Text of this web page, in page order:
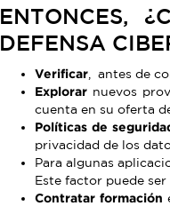
ENTONCES,
DEFENSA
Verificar , antes de
Explorar nuevos
cuenta en su oferta
Políticas de
privacidad de los
Para algunas
Este factor puede
Contratar formación